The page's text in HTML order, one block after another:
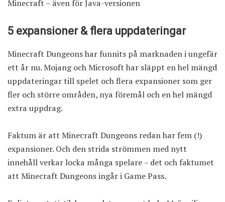
Minecraft – även för Java-versionen
5 expansioner & flera uppdateringar
Minecraft Dungeons har funnits på marknaden i ungefär
ett år nu. Mojang och Microsoft har släppt en hel mängd
uppdateringar till spelet och flera expansioner som ger
fler och större områden, nya föremål och en hel mängd
extra uppdrag.
Faktum är att Minecraft Dungeons redan har fem (!)
expansioner. Och den strida strömmen med nytt
innehåll verkar locka många spelare – det och faktumet
att Minecraft Dungeons ingår i Game Pass.